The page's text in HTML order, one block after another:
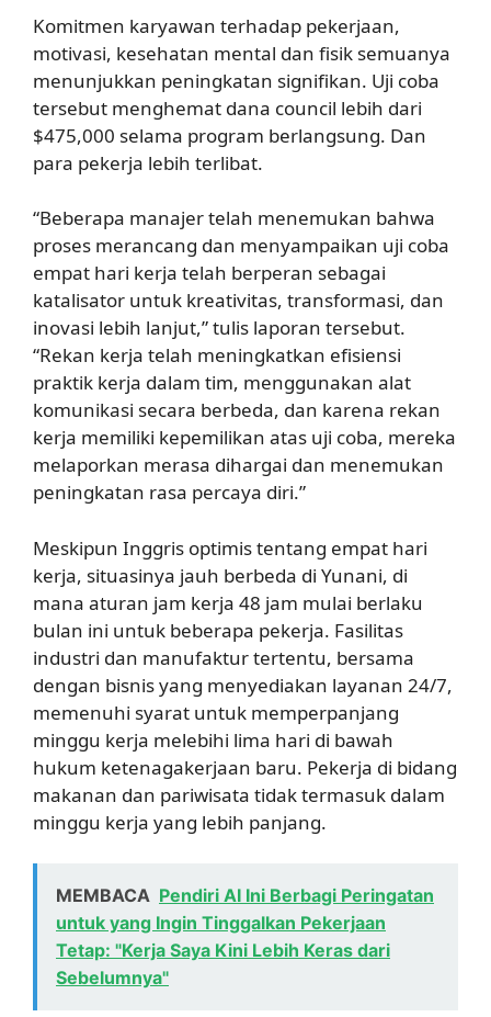
Komitmen karyawan terhadap pekerjaan,
motivasi, kesehatan mental dan fisik semuanya
menunjukkan peningkatan signifikan. Uji coba
tersebut menghemat dana council lebih dari
$475,000 selama program berlangsung. Dan
para pekerja lebih terlibat.
“Beberapa manajer telah menemukan bahwa
proses merancang dan menyampaikan uji coba
empat hari kerja telah berperan sebagai
katalisator untuk kreativitas, transformasi, dan
inovasi lebih lanjut,” tulis laporan tersebut.
“Rekan kerja telah meningkatkan efisiensi
praktik kerja dalam tim, menggunakan alat
komunikasi secara berbeda, dan karena rekan
kerja memiliki kepemilikan atas uji coba, mereka
melaporkan merasa dihargai dan menemukan
peningkatan rasa percaya diri.”
Meskipun Inggris optimis tentang empat hari
kerja, situasinya jauh berbeda di Yunani, di
mana aturan jam kerja 48 jam mulai berlaku
bulan ini untuk beberapa pekerja. Fasilitas
industri dan manufaktur tertentu, bersama
dengan bisnis yang menyediakan layanan 24/7,
memenuhi syarat untuk memperpanjang
minggu kerja melebihi lima hari di bawah
hukum ketenagakerjaan baru. Pekerja di bidang
makanan dan pariwisata tidak termasuk dalam
minggu kerja yang lebih panjang.
MEMBACA Pendiri AI Ini Berbagi Peringatan
untuk yang Ingin Tinggalkan Pekerjaan
Tetap: "Kerja Saya Kini Lebih Keras dari
Sebelumnya"